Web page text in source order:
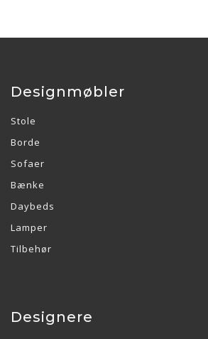
Designmøbler
Stole
Borde
Sofaer
Bænke
Daybeds
Lamper
Tilbehør
Designere